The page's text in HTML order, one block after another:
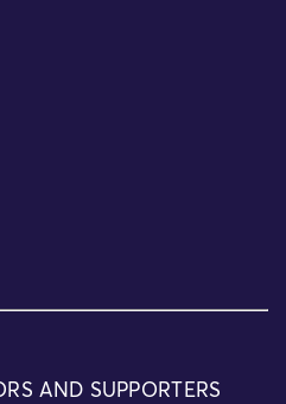
AND SUPPORTERS